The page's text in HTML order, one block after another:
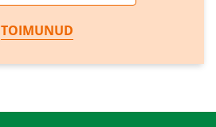
TOIMUNUD